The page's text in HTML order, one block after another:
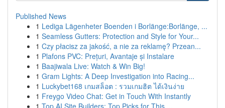
Published News
1 Lediga Lägenheter Boenden i Borlänge:Borlänge, ...
1 Seamless Gutters: Protection and Style for Your...
1 Czy płacisz za jakość, a nie za reklamę? Przean...
1 Plafons PVC: Prețuri, Avantaje și Instalare
1 Baajiwala Live: Watch & Win Big!
1 Gram Lights: A Deep Investigation into Racing...
1 Luckybet168 เกมสล็อต : รวมเกมฮิต ได้เงินง่าย
1 Freygo Video Chat: Get in Touch With Instantly
1 Top AI Site Builders: Top Picks for This ...